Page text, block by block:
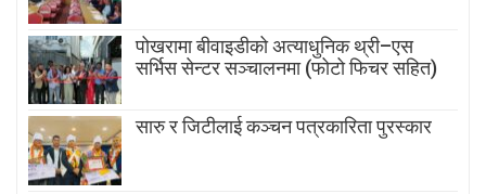
पोखरामा बीवाइडीको अत्याधुनिक थ्री–एस
सर्भिस सेन्टर सञ्चालनमा (फोटो फिचर सहित)
सारु र जिटीलाई कञ्चन पत्रकारिता पुरस्कार